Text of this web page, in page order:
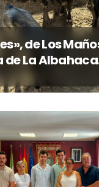
de Los
de La Albahaca